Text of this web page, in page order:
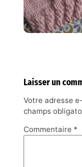
Laisser un
Votre adresse
champs
Commentaire *